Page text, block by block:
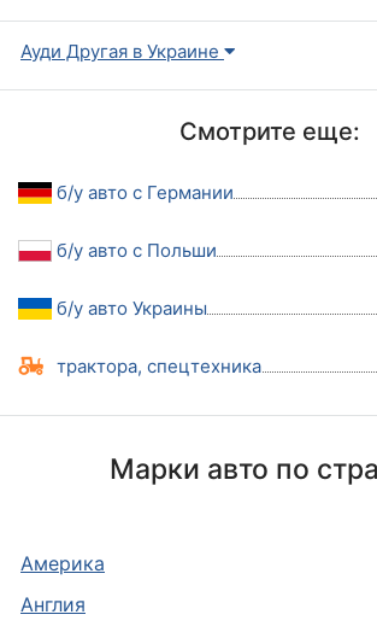
Ауди Другая в Украине
Смотрите еще:
б/у авто с Германии
б/у авто с Польши
б/у авто Украины
трактора, спецтехника
Марки авто по
Америка
Англия